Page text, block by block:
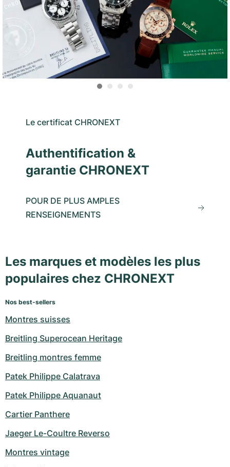
Le certificat CHRONEXT
Authentification &
garantie CHRONEXT
POUR DE PLUS AMPLES
RENSEIGNEMENTS
Les marques et modèles les plus
populaires chez CHRONEXT
Nos best-sellers
Montres suisses
Breitling Superocean Heritage
Breitling montres femme
Patek Philippe Calatrava
Patek Philippe Aquanaut
Cartier Panthere
Jaeger Le-Coultre Reverso
Montres vintage